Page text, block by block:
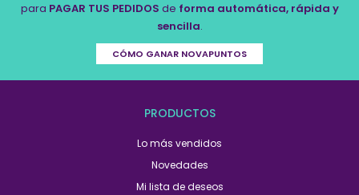
para PAGAR TUS PEDIDOS de forma automática, rápida y
sencilla.
CÓMO GANAR NOVAPUNTOS
PRODUCTOS
Lo más vendidos
Novedades
Mi lista de deseos